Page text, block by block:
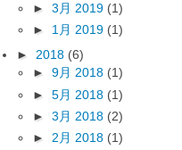
► 3月 2019 (1)
► 1月 2019 (1)
► 2018 (6)
► 9月 2018 (1)
► 5月 2018 (1)
► 3月 2018 (2)
► 2月 2018 (1)